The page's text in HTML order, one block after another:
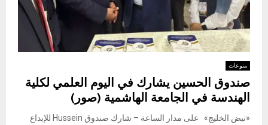
منوعات
صندوق الحسين يشارك في اليوم العلمي لكلية
الهندسة في الجامعة الهاشمية (صور)
«نبض الخليج» على مدار الساعة – شارك صندوق Hussein للإبداع